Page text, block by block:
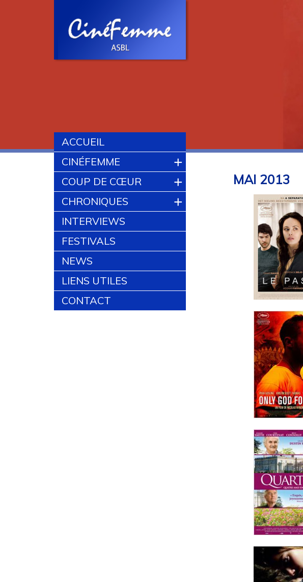
ACCUEIL
CINÉFEMME
+
COUP DE CŒUR +
CHRONIQUES +
INTERVIEWS
FESTIVALS
NEWS
LIENS UTILES
CONTACT
MAI 2013